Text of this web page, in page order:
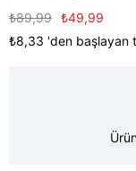
₺89,99 ₺49,99
₺8,33 'den başlayan